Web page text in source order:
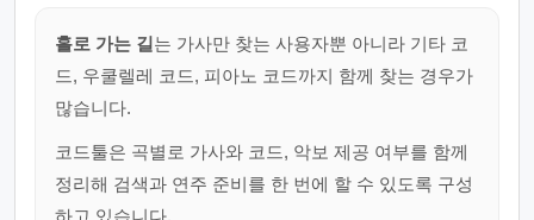
홀로 가는 길는 가사만 찾는 사용자뿐 아니라 기타 코
드, 우쿨렐레 코드, 피아노 코드까지 함께 찾는 경우가
많습니다.
코드툴은 곡별로 가사와 코드, 악보 제공 여부를 함께
정리해 검색과 연주 준비를 한 번에 할 수 있도록 구성
하고 있습니다.